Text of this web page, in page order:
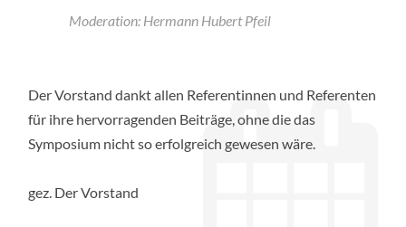
Moderation: Hermann Hubert Pfeil
Der Vorstand dankt allen Referentinnen und Referenten
für ihre hervorragenden Beiträge, ohne die das
Symposium nicht so erfolgreich gewesen wäre.
gez. Der Vorstand